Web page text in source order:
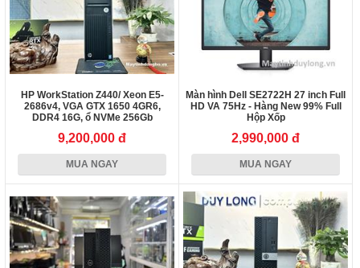
HP WorkStation Z440/ Xeon E5-
2686v4, VGA GTX 1650 4GR6,
DDR4 16G, ổ NVMe 256Gb
9,200,000 đ
MUA NGAY
Màn hình Dell SE2722H 27 inch Full
HD VA 75Hz - Hàng New 99% Full
Hộp Xốp
2,990,000 đ
MUA NGAY